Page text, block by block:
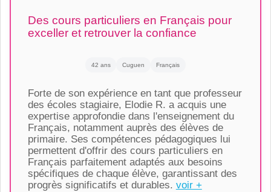
Des cours particuliers en Français pour
exceller et retrouver la confiance
42 ans Cuguen Français
Forte de son expérience en tant que professeur
des écoles stagiaire, Elodie R. a acquis une
expertise approfondie dans l'enseignement du
Français, notamment auprès des élèves de
primaire. Ses compétences pédagogiques lui
permettent d'offrir des cours particuliers en
Français parfaitement adaptés aux besoins
spécifiques de chaque élève, garantissant des
progrès significatifs et durables. voir +